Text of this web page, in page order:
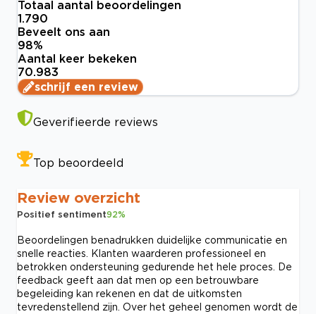
Totaal aantal beoordelingen
1.790
Beveelt ons aan
98%
Aantal keer bekeken
70.983
schrijf een review
Geverifieerde reviews
Top beoordeeld
Review overzicht
Positief sentiment92%
Beoordelingen benadrukken duidelijke communicatie en
snelle reacties. Klanten waarderen professioneel en
betrokken ondersteuning gedurende het hele proces. De
feedback geeft aan dat men op een betrouwbare
begeleiding kan rekenen en dat de uitkomsten
tevredenstellend zijn. Over het geheel genomen wordt de